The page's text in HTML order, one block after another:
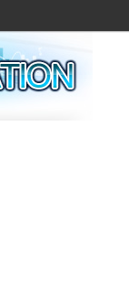
าวสั้น
งใหม่
ากรุกไทย